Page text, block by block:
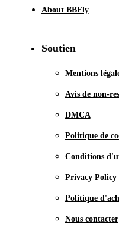
About BBFly
Soutien
Mentions
Avis de non-
DMCA
Politique de
Conditions
Privacy Policy
Politique
Nous contacter